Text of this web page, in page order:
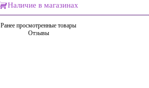
Наличие в магазинах
Ранее просмотренные товары
Отзывы